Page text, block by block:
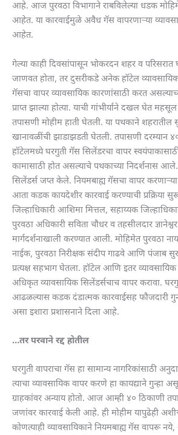
आहे. आज पुरवठा विभागाने राबविलेल्या धडक
आहेत. या कारवाईमुळे अवैध गॅस वापरणाऱ्या
आहेत.
गेल्या काही दिवसांपासून भोकरदन शहर व परिसरात
जाणवत होता, तर दुसरीकडे अनेक हॉटेल
गॅसचा वापर व्यावसायिक कारणांसाठी करत
प्राप्त झाल्या होत्या. याची गांभीर्याने दखल घेत
तपासणी मोहीम हाती घेतली. या पथकाने
खानावळींची झाडाझडती घेतली. तपासणी दरम्यान
हॉटेलमध्ये घरगुती गॅस सिलेंडरचा वापर
कामासाठी होत असल्याचे पथकाच्या निदर्शनास
सिलेंडर्स जप्त केले. नियमबाह्य गॅसचा वापर करणाऱ्या
आता कडक कायदेशीर कारवाई करण्याची प्रक्रिया
जिल्हाधिकारी आशिमा मित्तल, सहाय्यक
पुरवठा अधिकारी सविता चौधर व तहसीलदार
मार्गदर्शनाखाली करण्यात आली. मोहिमेत पुरवठा
नाईक, पुरवठा निरीक्षक संदीप गाढवे आणि पंजाब
प्रत्यक्ष सहभाग घेतला. हॉटेल आणि इतर
अधिकृत व्यावसायिक सिलेंडर्सचाच वापर करावा.
आढळल्यास कडक दंडात्मक कारवाईसह फौजदारी
असा इशारा प्रशासनाने दिला आहे.
…तर परवाने रद्द होतील
घरगुती वापराचा गॅस हा सामान्य नागरिकांसाठी
त्याचा व्यावसायिक वापर करणे हा कायद्याने गुन्हा
ग्राहकांवर अन्याय होतो. आज आम्ही ४० ठिकाणी
जणांवर कारवाई केली आहे. ही मोहीम यापुढेही
कोणत्याही व्यावसायिकाने नियमबाह्य गॅस वापरू नये,